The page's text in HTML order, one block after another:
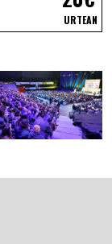
URTEAN